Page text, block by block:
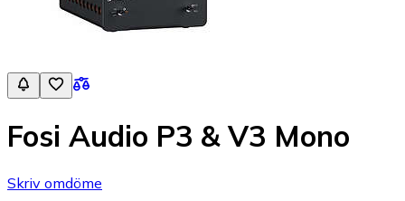
Fosi Audio P3 & V3 Mono
Skriv omdöme